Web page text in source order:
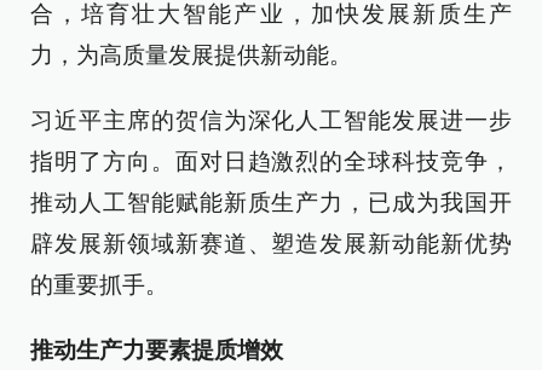
合，培育壮大智能产业，加快发展新质生产
力，为高质量发展提供新动能。
习近平主席的贺信为深化人工智能发展进一步
指明了方向。面对日趋激烈的全球科技竞争，
推动人工智能赋能新质生产力，已成为我国开
辟发展新领域新赛道、塑造发展新动能新优势
的重要抓手。
推动生产力要素提质增效